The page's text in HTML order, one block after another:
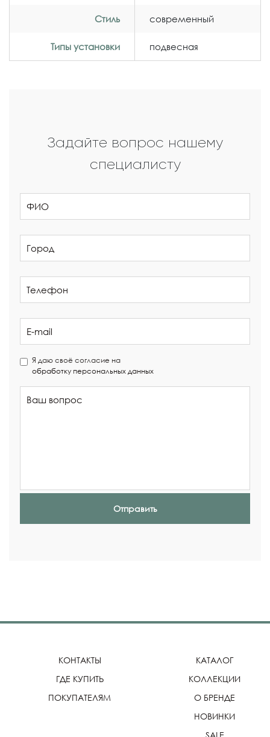
Стиль современный
Типы установки подвесная
Задайте вопрос нашему
специалисту
Я даю своё согласие на
обработку персональных данных
Отправить
КОНТАКТЫ
ГДЕ КУПИТЬ
ПОКУПАТЕЛЯМ
КАТАЛОГ
КОЛЛЕКЦИИ
О БРЕНДЕ
НОВИНКИ
SALE